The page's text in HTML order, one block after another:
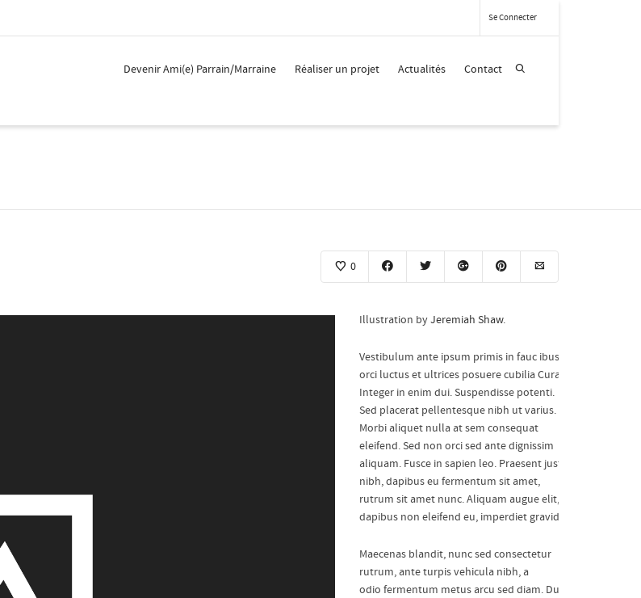
Se Connecter
Devenir Ami(e) Parrain/Marraine Réaliser un projet Actualités Contact
0
Illustration byJeremiah Shaw.
Vestibulum ante ipsum primis in fauc ibus
orci luctus et ultrices posuere cubilia Curae;
Integer in enim dui. Suspendisse potenti.
Sed placerat pellentesque nibh ut varius.
Morbi aliquet nulla at sem consequat
eleifend. Sed non orci sed ante dignissim
aliquam. Fusce in sapien leo. Praesent justo
nibh, dapibus eu fermentum sit amet,
rutrum sit amet nunc. Aliquam augue elit,
dapibus non eleifend eu, imperdiet gravida.
Maecenas blandit, nunc sed consectetur
rutrum, ante turpis vehicula nibh, a
odio fermentum metus arcu sed diam. Duis